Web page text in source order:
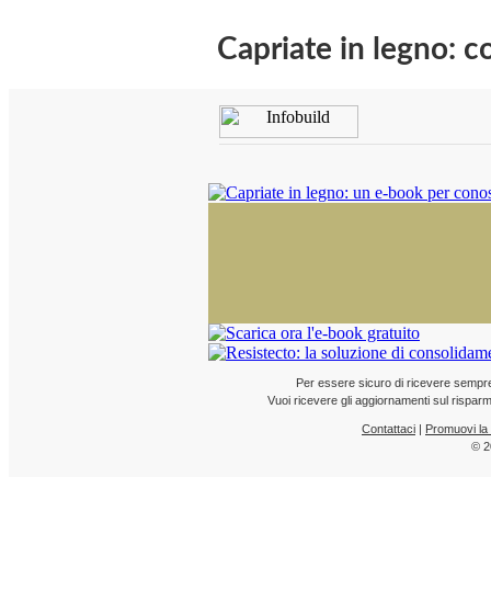
Capriate in legno:
Per essere sicuro di ricevere
Vuoi ricevere gli aggiornamenti sul
Contattaci | Promuovi
©